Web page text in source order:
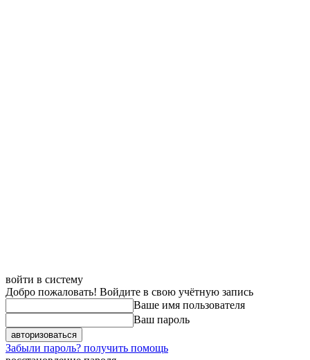
войти в систему
Добро пожаловать! Войдите в свою учётную запись
Ваше имя пользователя
Ваш пароль
Забыли пароль? получить помощь